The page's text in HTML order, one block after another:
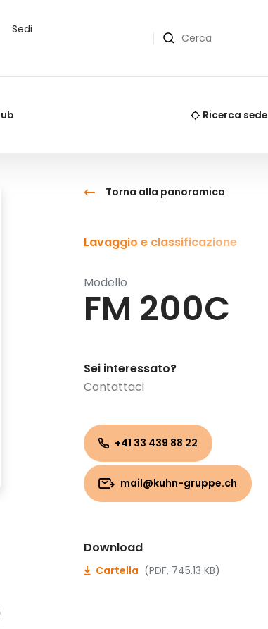
Sedi
Cerca
Ricerca sede
Torna alla panoramica
Lavaggio e classificazione
Modello
FM 200C
Sei interessato?
Contattaci
+41 33 439 88 22
mail@kuhn-gruppe.ch
Download
Cartella (PDF, 745.13 KB)